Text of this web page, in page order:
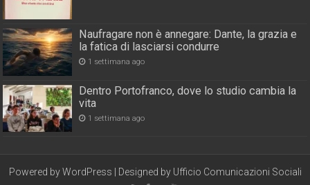
Naufragare non è annegare: Dante, la grazia e
la fatica di lasciarsi condurre
1 settimana ago
Dentro Portofranco, dove lo studio cambia la
vita
1 settimana ago
Powered byWordPress | Designed by Ufficio Comunicazioni Sociali